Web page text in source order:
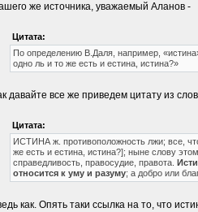
же источника, уважаемый Аланов -
Цитата:
По определению В.Даля, например,
одно ль и то же есть и естина, истина?»
давайте все же приведем цитату из
Цитата:
ИСТИНА ж. противоположность лжи; все,
же есть и естина, истина?]; ныне слову
справедливость, правосудие, правота.
относится к уму и разуму; а добро или
как. Опять таки ссылка на то, что